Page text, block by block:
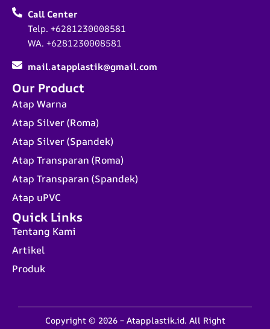
Quick Links
Tentang Kami
Artikel
Produk
Our Product
Atap Warna
Atap Silver (Roma)
Atap Silver (Spandek)
Atap Transparan (Roma)
Atap Transparan (Spandek)
Atap uPVC
Call Center
Telp. +6281230008581
WA. +6281230008581
mail.atapplastik@gmail.com
Copyright © 2026 – Atapplastik.id. All Right